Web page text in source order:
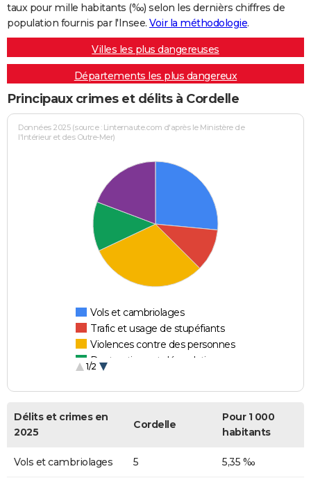
taux pour mille habitants (‰) selon les dernièrs chiffres de
population fournis par l'Insee. Voir la méthodologie.
Villes les plus dangereuses
Départements les plus dangereux
Principaux crimes et délits à Cordelle
Données 2025 (source : Linternaute.com d'après le Ministère de
l'Intérieur et des Outre-Mer)
Vols et cambriolages
Trafic et usage de stupéfiants
Violences contre des personnes
Destructions et dégradations
1/2
Délits et crimes en
2025
Cordelle
Pour 1 000
habitants
Vols et cambriolages 5 5,35 ‰